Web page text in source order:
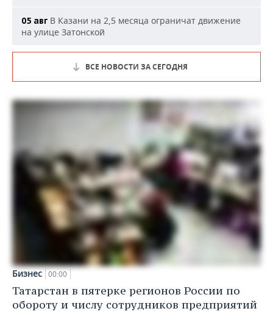
05 авг В Казани на 2,5 месяца ограничат движение
на улице Затонской
ВСЕ НОВОСТИ ЗА СЕГОДНЯ
Бизнес 00:00
Татарстан в пятерке регионов России по
обороту и числу сотрудников предприятий